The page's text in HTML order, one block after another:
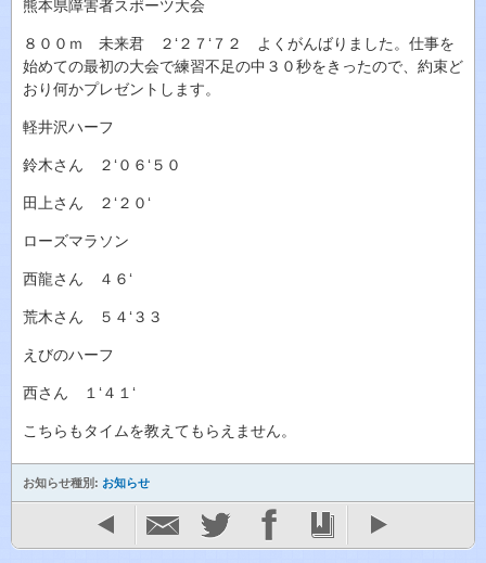
熊本県障害者スポーツ大会
８００ｍ 未来君 ２‘２７‘７２ よくがんばりました。仕事を
始めての最初の大会で練習不足の中３０秒をきったので、約束ど
おり何かプレゼントします。
軽井沢ハーフ
鈴木さん ２‘０６‘５０
田上さん ２‘２０‘
ローズマラソン
西龍さん ４６‘
荒木さん ５４‘３３
えびのハーフ
西さん １‘４１‘
こちらもタイムを教えてもらえません。
お知らせ種別: お知らせ